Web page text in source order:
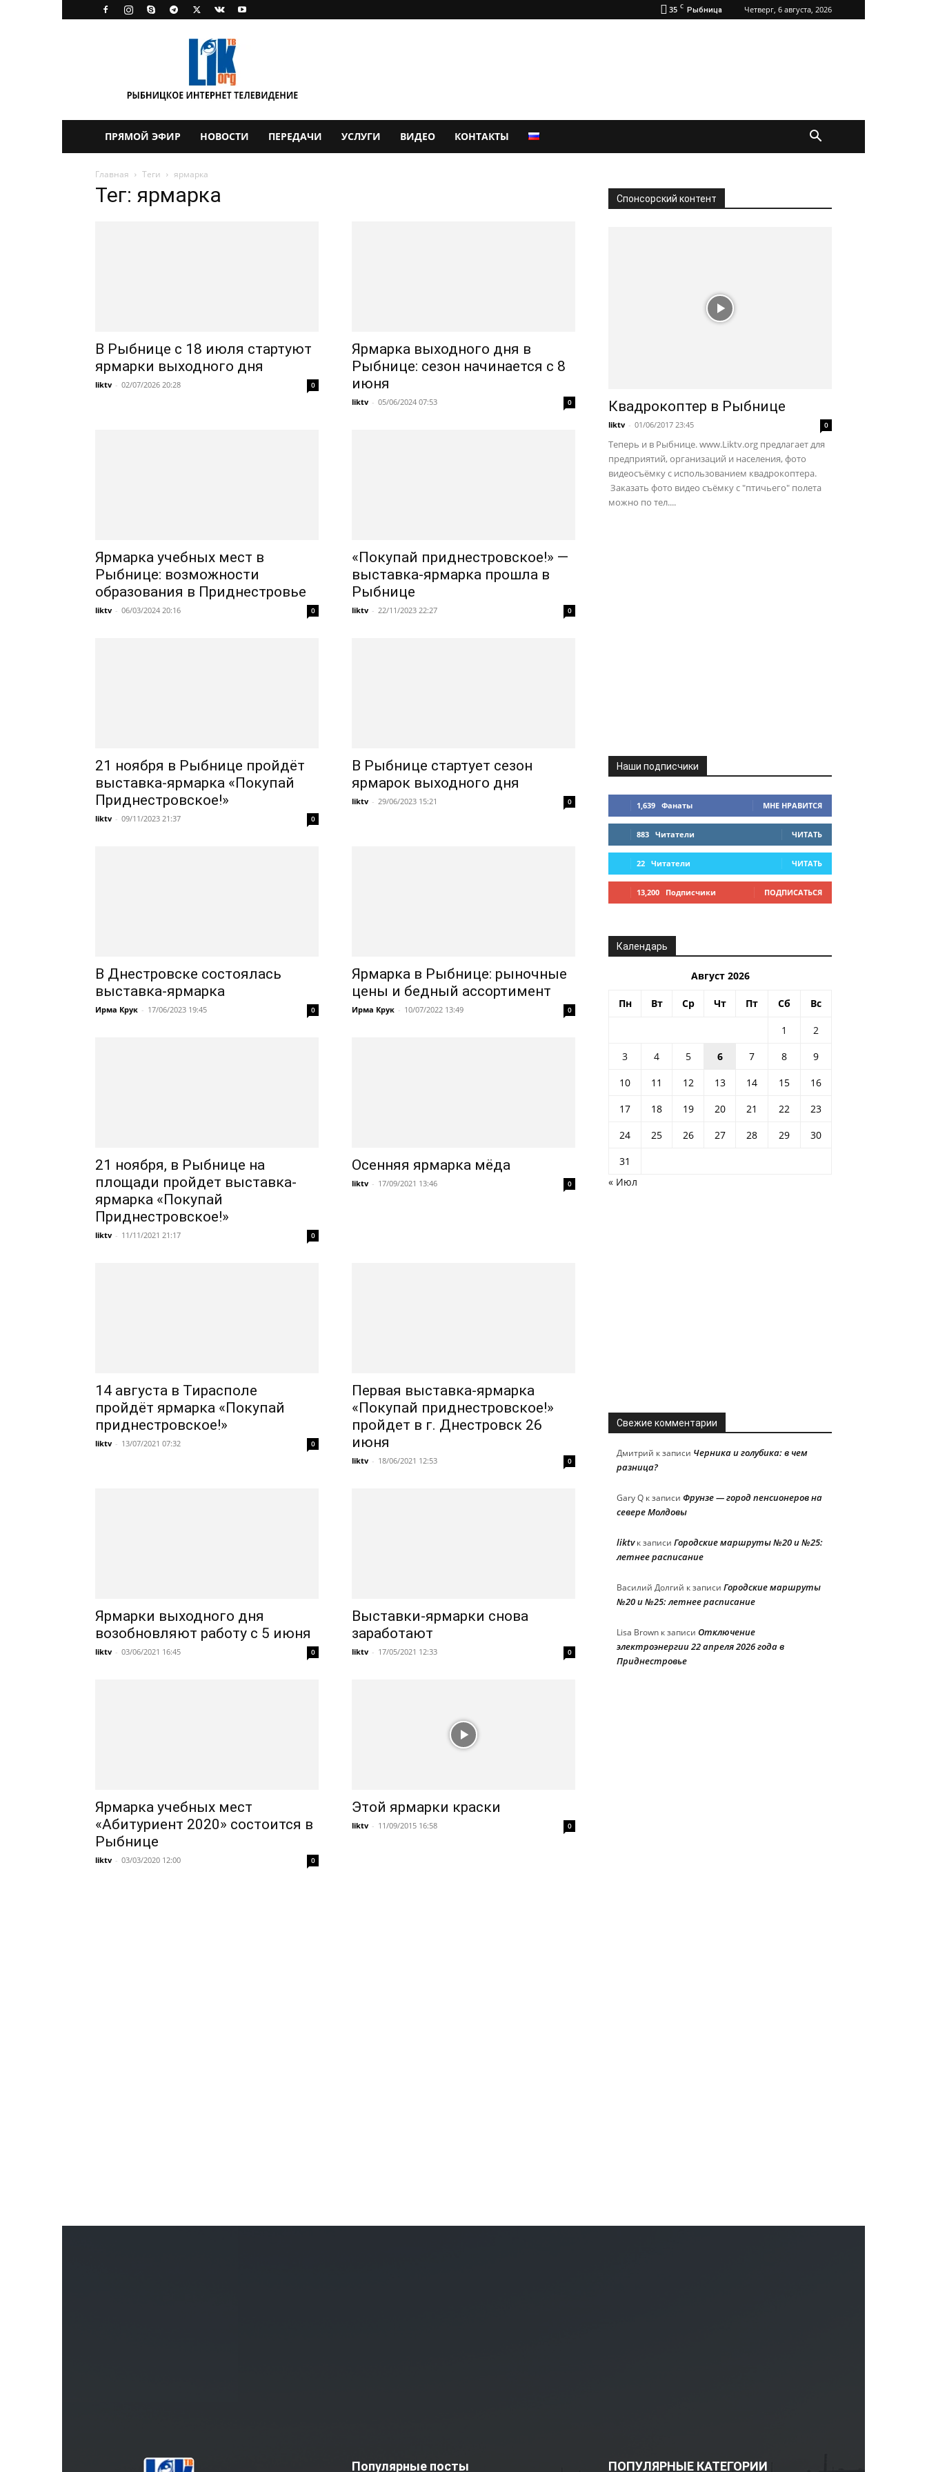
35 C Рыбница Четверг, 6 августа, 2026
ПРЯМОЙ ЭФИР НОВОСТИ ПЕРЕДАЧИ УСЛУГИ ВИДЕО КОНТАКТЫ
Главная Теги ярмарка
Тег: ярмарка
В Рыбнице с 18 июля стартуют
ярмарки выходного дня
liktv - 02/07/2026 20:28 0
Ярмарка выходного дня в
Рыбнице: сезон начинается с 8
июня
liktv - 05/06/2024 07:53 0
Ярмарка учебных мест в
Рыбнице: возможности
образования в Приднестровье
liktv - 06/03/2024 20:16 0
«Покупай приднестровское!» —
выставка-ярмарка прошла в
Рыбнице
liktv - 22/11/2023 22:27 0
21 ноября в Рыбнице пройдёт
выставка-ярмарка «Покупай
Приднестровское!»
liktv - 09/11/2023 21:37 0
В Рыбнице стартует сезон
ярмарок выходного дня
liktv - 29/06/2023 15:21 0
В Днестровске состоялась
выставка-ярмарка
Ирма Крук - 17/06/2023 19:45 0
Ярмарка в Рыбнице: рыночные
цены и бедный ассортимент
Ирма Крук - 10/07/2022 13:49 0
21 ноября, в Рыбнице на
площади пройдет выставка-
ярмарка «Покупай
Приднестровское!»
liktv - 11/11/2021 21:17 0
Осенняя ярмарка мёда
liktv - 17/09/2021 13:46 0
14 августа в Тирасполе
пройдёт ярмарка «Покупай
приднестровское!»
liktv - 13/07/2021 07:32 0
Первая выставка-ярмарка
«Покупай приднестровское!»
пройдет в г. Днестровск 26
июня
liktv - 18/06/2021 12:53 0
Ярмарки выходного дня
возобновляют работу с 5 июня
liktv - 03/06/2021 16:45 0
Выставки-ярмарки снова
заработают
liktv - 17/05/2021 12:33 0
Ярмарка учебных мест
«Абитуриент 2020» состоится в
Рыбнице
liktv - 03/03/2020 12:00 0
Этой ярмарки краски
liktv - 11/09/2015 16:58 0
Спонсорский контент
Квадрокоптер в Рыбнице
liktv - 01/06/2017 23:45 0
Теперь и в Рыбнице. www.Liktv.org предлагает для
предприятий, организаций и населения, фото
видеосъёмку с использованием квадрокоптера.
Заказать фото видео съёмку с "птичьего" полета
можно по тел....
Наши подписчики
1,639 Фанаты МНЕ НРАВИТСЯ
883 Читатели ЧИТАТЬ
22 Читатели ЧИТАТЬ
13,200 Подписчики ПОДПИСАТЬСЯ
Календарь
Август 2026
Пн Вт Ср Чт Пт Сб Вс
1
2
3
4 5 6 7 8
9
10
11 12 13 14 15
16
17
18 19 20 21 22
23
24
25 26 27 28 29
30
31
« Июл
Свежие комментарии
Дмитрий к записи Черника и голубика: в чем
разница?
Gary Q к записи Фрунзе — город пенсионеров на
севере Молдовы
liktvк записи Городские маршруты №20 и №25:
летнее расписание
Василий Долгий к записи Городские маршруты
№20 и №25: летнее расписание
Lisa Brown к записи Отключение
электроэнергии 22 апреля 2026 года в
Приднестровье
Популярные посты ПОПУЛЯРНЫЕ КАТЕГОРИИ